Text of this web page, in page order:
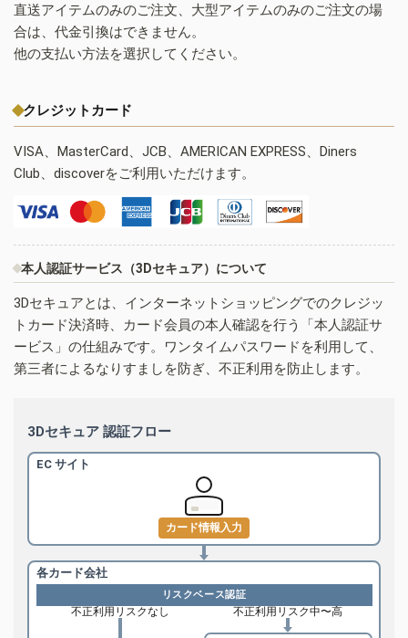
直送アイテムのみのご注文、大型アイテムのみのご注文の場
合は、代金引換はできません。
他の支払い方法を選択してください。
クレジットカード
VISA、MasterCard、JCB、AMERICAN EXPRESS、Diners
Club、discoverをご利用いただけます。
本人認証サービス（3Dセキュア）について
3Dセキュアとは、インターネットショッピングでのクレジッ
トカード決済時、カード会員の本人確認を行う「本人認証サ
ービス」の仕組みです。ワンタイムパスワードを利用して、
第三者によるなりすましを防ぎ、不正利用を防止します。
3Dセキュア 認証フロー
EC サイト
カード情報入力
各カード会社
リスクベース認証
不正利用リスクなし 不正利用リスク中〜高